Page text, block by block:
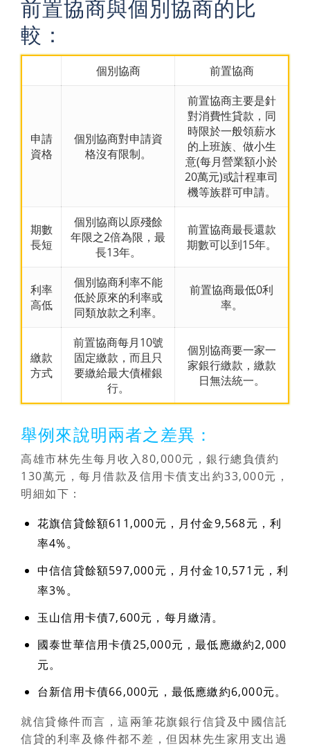
前置協商與個別協商的比
較：
個別協商 前置協商
申請
資格
個別協商對申請資
格沒有限制。
前置協商主要是針
對消費性貸款，同
時限於一般領薪水
的上班族、做小生
意(每月營業額小於
20萬元)或計程車司
機等族群可申請。
期數
長短
個別協商以原殘餘
年限之2倍為限，最
長13年。
前置協商最長還款
期數可以到15年。
利率
高低
個別協商利率不能
低於原來的利率或
同類放款之利率。
前置協商最低0利
率。
繳款
方式
前置協商每月10號
固定繳款，而且只
要繳給最大債權銀
行。
個別協商要一家一
家銀行繳款，繳款
日無法統一。
舉例來說明兩者之差異：
高雄市林先生每月收入80,000元，銀行總負債約
130萬元，每月借款及信用卡債支出約33,000元，
明細如下：
花旗信貸餘額611,000元，月付金9,568元，利
率4%。
中信信貸餘額597,000元，月付金10,571元，利
率3%。
玉山信用卡債7,600元，每月繳清。
國泰世華信用卡債25,000元，最低應繳約2,000
元。
台新信用卡債66,000元，最低應繳約6,000元。
就信貸條件而言，這兩筆花旗銀行信貸及中國信託
信貸的利率及條件都不差， 但因林先生家用支出過